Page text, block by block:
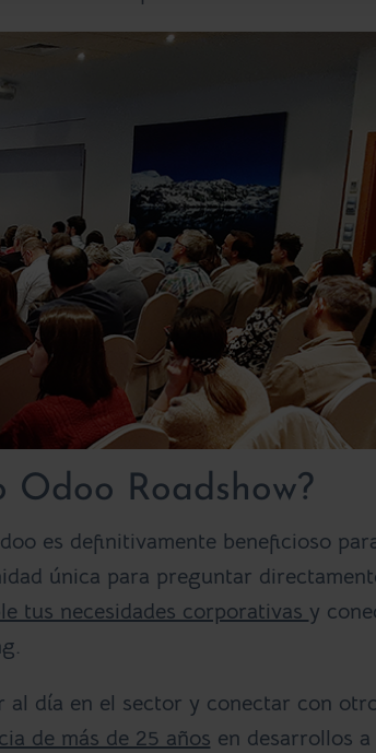
Roadshow?
es definitivamente beneficioso
única para preguntar
tus necesidades corporativas y
día en el sector y conectar con
de más de 25 años en desarrollos a